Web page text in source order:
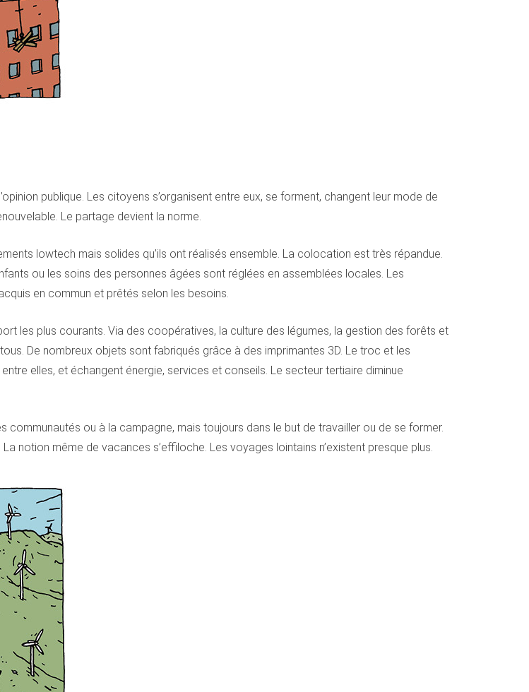
publique. Les citoyens s’organisent entre eux, se forment, changent leur mode de
Le partage devient la norme.
lowtech mais solides qu’ils ont réalisés ensemble. La colocation est très répandue.
ou les soins des personnes âgées sont réglées en assemblées locales. Les
en commun et prêtés selon les besoins.
les plus courants. Via des coopératives, la culture des légumes, la gestion des forêts et
De nombreux objets sont fabriqués grâce à des imprimantes 3D. Le troc et les
elles, et échangent énergie, services et conseils. Le secteur tertiaire diminue
communautés ou à la campagne, mais toujours dans le but de travailler ou de se former.
notion même de vacances s’effiloche. Les voyages lointains n’existent presque plus.